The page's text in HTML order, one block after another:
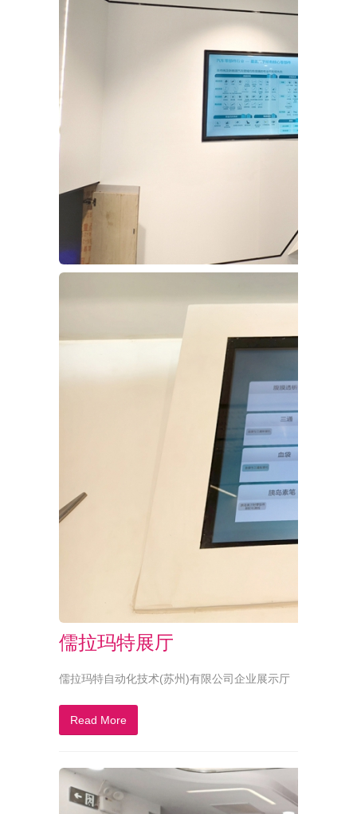
儒拉玛特展厅
儒拉玛特自动化技术(苏州)有限公司企业展示厅
Read More